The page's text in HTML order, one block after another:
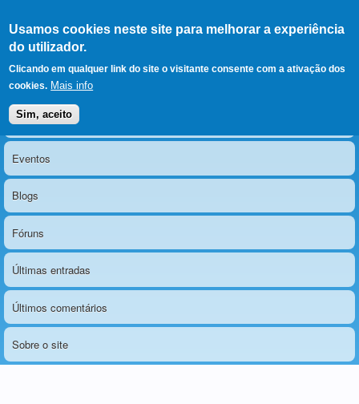
Usamos cookies neste site para melhorar a experiência
do utilizador.
Clicando em qualquer link do site o visitante consente com a ativação dos
cookies. Mais info
Sim, aceito
LERPARAVER , ir para a
página principal
O portal da visão diferente
Menu principal
Notícias
Eventos
Blogs
Fóruns
Últimas entradas
Últimos comentários
Sobre o site